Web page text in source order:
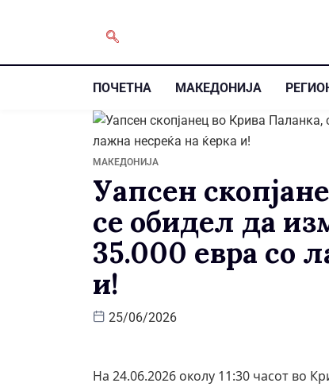
ПОЧЕТНА МАКЕДОНИЈА
МАКЕДОНИЈА
Уапсен
се обидел да
35.000 евра со
и!
25/06/2026
На 24.06.2026 околу 11:30 часот во